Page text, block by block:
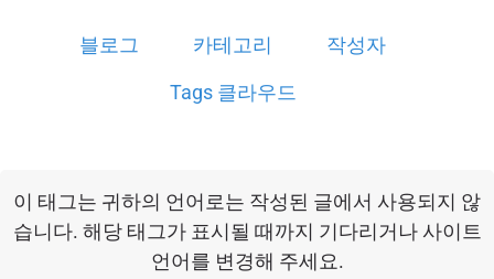
블로그 카테고리 작성자
Tags 클라우드